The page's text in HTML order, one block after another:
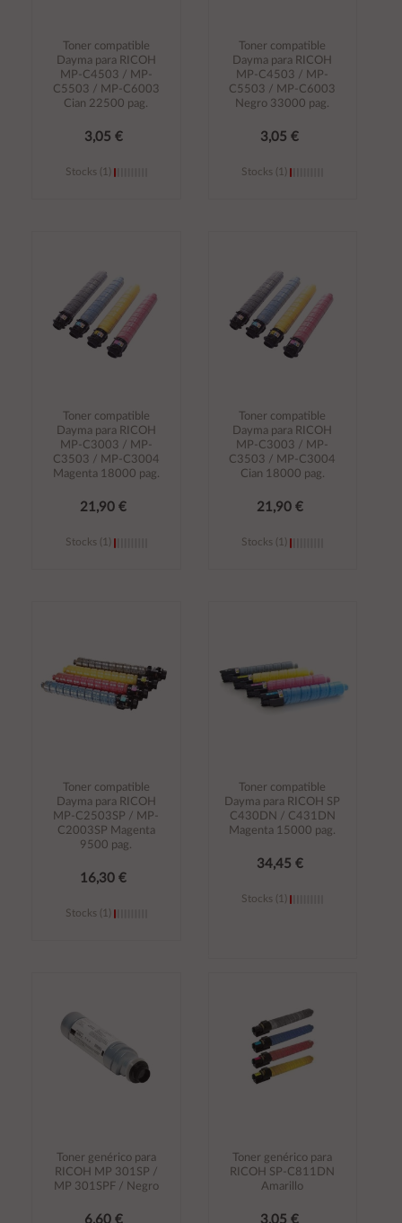
Toner compatible
Dayma para RICOH
MP-C4503 / MP-
C5503 / MP-C6003
Cian 22500 pag.
3,05 €
Stocks (1)
Toner compatible
Dayma para RICOH
MP-C4503 / MP-
C5503 / MP-C6003
Negro 33000 pag.
3,05 €
Stocks (1)
Toner compatible
Dayma para RICOH
MP-C3003 / MP-
C3503 / MP-C3004
Magenta 18000 pag.
21,90 €
Stocks (1)
Toner compatible
Dayma para RICOH
MP-C3003 / MP-
C3503 / MP-C3004
Cian 18000 pag.
21,90 €
Stocks (1)
Toner compatible
Dayma para RICOH
MP-C2503SP / MP-
C2003SP Magenta
9500 pag.
16,30 €
Stocks (1)
Toner compatible
Dayma para RICOH SP
C430DN / C431DN
Magenta 15000 pag.
34,45 €
Stocks (1)
Toner genérico para
RICOH MP 301SP /
MP 301SPF / Negro
6,60 €
Toner genérico para
RICOH SP-C811DN
Amarillo
3,05 €